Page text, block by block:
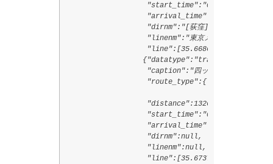
                   "start_time":"0921",
                   "arrival_time":"0923",
                   "dirnm":"[荻窪]",
                   "linenm":"東京メトロ丸ノ内線",
                  {"datatype":"train",
                   "caption":"四ッ谷駅",
                   "route_type":{"code":"3000",
                   "distance":1326,
                   "start_time":"0924",
                   "arrival_time":"0926",
                   "dirnm":null,
                   "linenm":null,